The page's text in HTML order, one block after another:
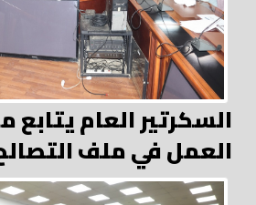
السكرتير العام
العمل في ملف